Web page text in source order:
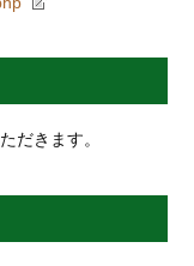
だきます。